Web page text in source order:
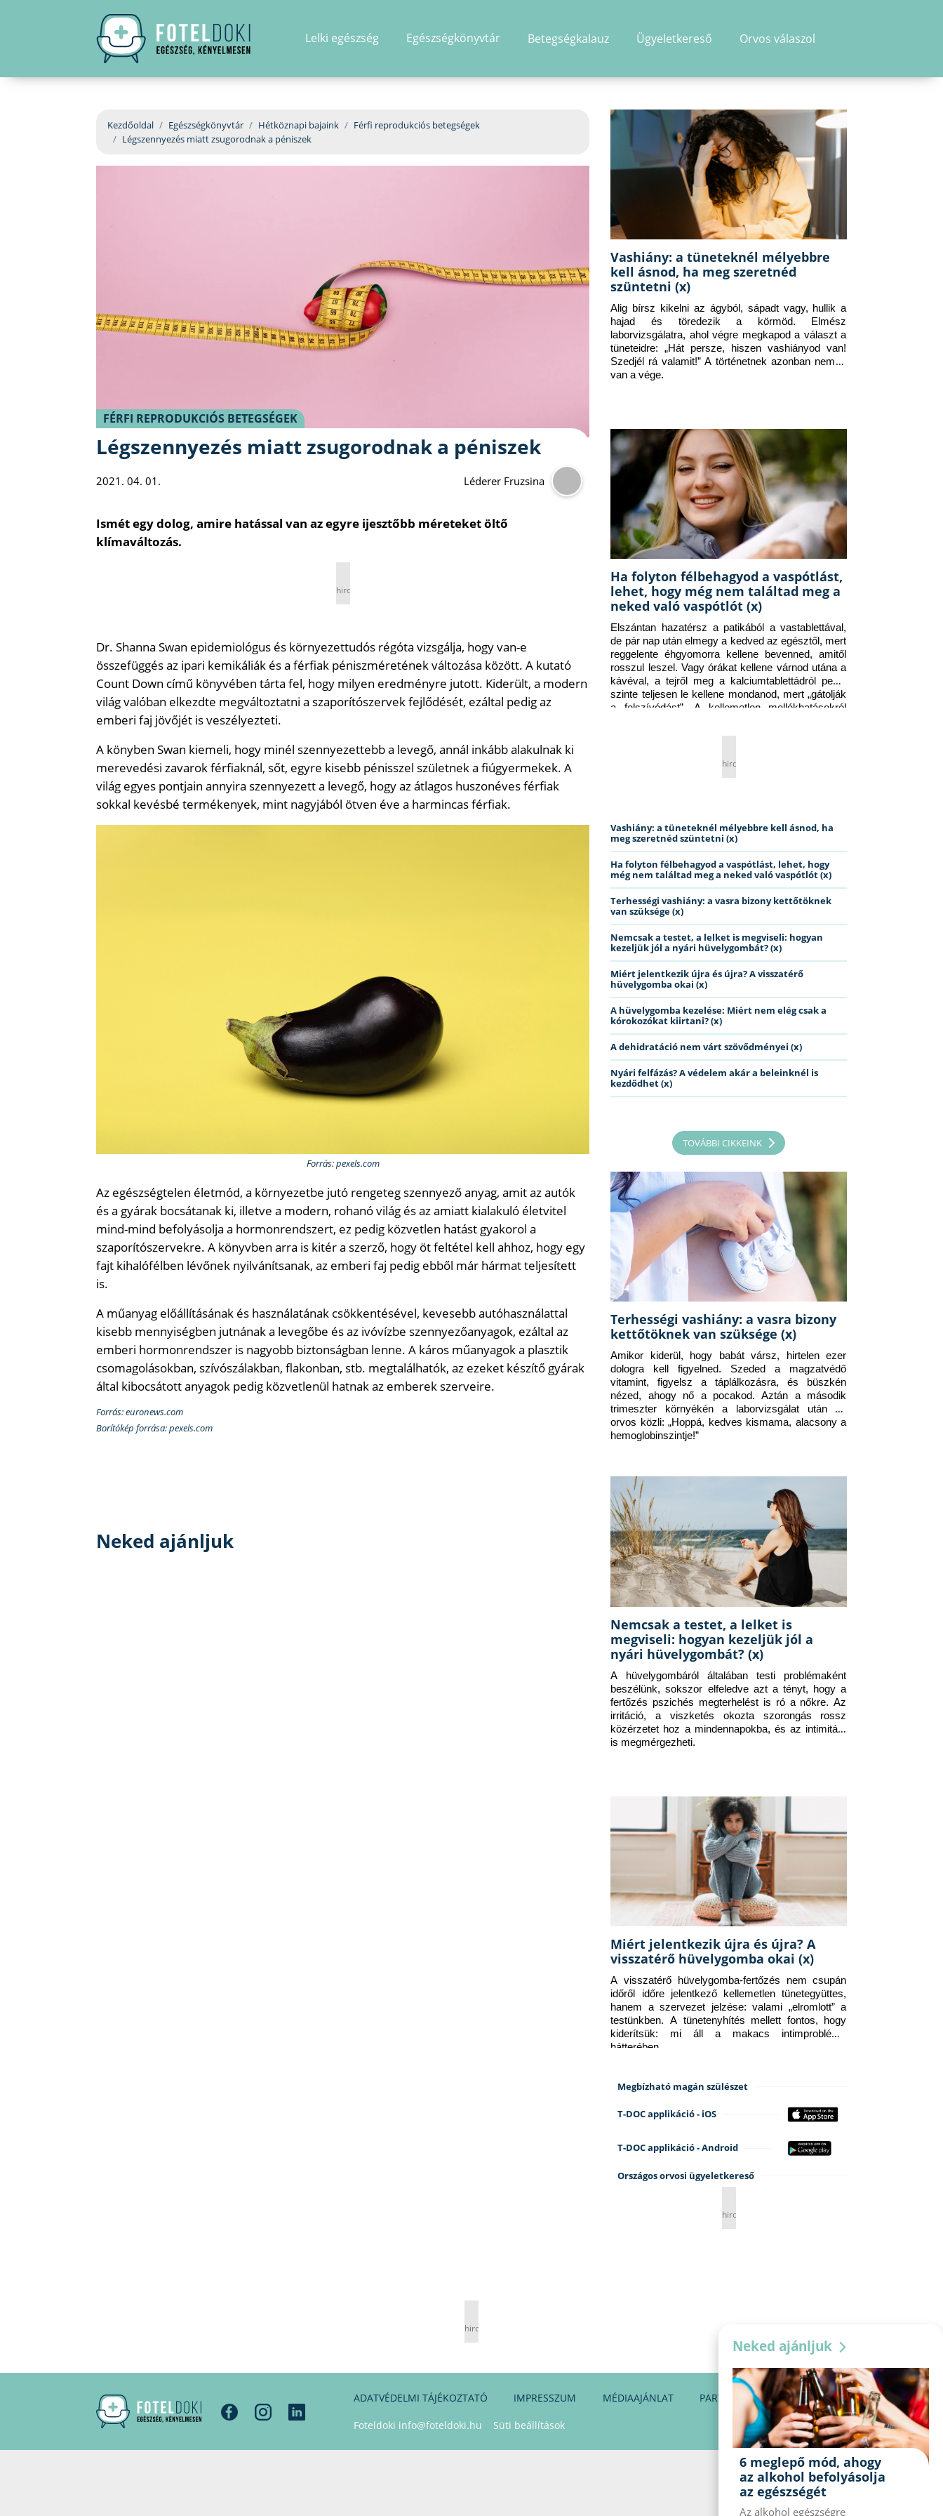
Lelki egészség Egészségkönyvtár Betegségkalauz Ügyeletkereső Orvos válaszol
Kezdőoldal Egészségkönyvtár Hétköznapi bajaink
Férfi reprodukciós betegségek
Légszennyezés miatt zsugorodnak a péniszek
FÉRFI REPRODUKCIÓS BETEGSÉGEK
Légszennyezés miatt zsugorodnak a péniszek
2021. 04. 01. Léderer Fruzsina
Ismét egy dolog, amire hatással van az egyre ijesztőbb méreteket öltő
klímaváltozás.
hirdetés
Dr. Shanna Swan epidemiológus és környezettudós régóta vizsgálja, hogy van-e
összefüggés az ipari kemikáliák és a férfiak péniszméretének változása között. A kutató
Count Down című könyvében tárta fel, hogy milyen eredményre jutott. Kiderült, a modern
világ valóban elkezdte megváltoztatni a szaporítószervek fejlődését, ezáltal pedig az
emberi faj jövőjét is veszélyezteti.
A könyben Swan kiemeli, hogy minél szennyezettebb a levegő, annál inkább alakulnak ki
merevedési zavarok férfiaknál, sőt, egyre kisebb pénisszel születnek a fiúgyermekek. A
világ egyes pontjain annyira szennyezett a levegő, hogy az átlagos huszonéves férfiak
sokkal kevésbé termékenyek, mint nagyjából ötven éve a harmincas férfiak.
Forrás: pexels.com
Az egészségtelen életmód, a környezetbe jutó rengeteg szennyező anyag, amit az autók
és a gyárak bocsátanak ki, illetve a modern, rohanó világ és az amiatt kialakuló életvitel
mind-mind befolyásolja a hormonrendszert, ez pedig közvetlen hatást gyakorol a
szaporítószervekre. A könyvben arra is kitér a szerző, hogy öt feltétel kell ahhoz, hogy egy
fajt kihalófélben lévőnek nyilvánítsanak, az emberi faj pedig ebből már hármat teljesített
is.
A műanyag előállításának és használatának csökkentésével, kevesebb autóhasználattal
kisebb mennyiségben jutnának a levegőbe és az ivóvízbe szennyezőanyagok, ezáltal az
emberi hormonrendszer is nagyobb biztonságban lenne. A káros műanyagok a plasztik
csomagolásokban, szívószálakban, flakonban, stb. megtalálhatók, az ezeket készítő gyárak
által kibocsátott anyagok pedig közvetlenül hatnak az emberek szerveire.
Forrás: euronews.com
Borítókép forrása: pexels.com
Neked ajánljuk
Vashiány: a tüneteknél mélyebbre
kell ásnod, ha meg szeretnéd
szüntetni (x)
Alig bírsz kikelni az ágyból, sápadt vagy, hullik a
hajad és töredezik a körmöd. Elmész
laborvizsgálatra, ahol végre megkapod a választ a
tüneteidre: „Hát persze, hiszen vashiányod van!
Szedjél rá valamit!” A történetnek azonban nem itt
van a vége.
Ha folyton félbehagyod a vaspótlást,
lehet, hogy még nem találtad meg a
neked való vaspótlót (x)
Elszántan hazatérsz a patikából a vastablettával,
de pár nap után elmegy a kedved az egésztől, mert
reggelente éhgyomorra kellene bevenned, amitől
rosszul leszel. Vagy órákat kellene várnod utána a
kávéval, a tejről meg a kalciumtablettádról pedig
szinte teljesen le kellene mondanod, mert „gátolják
a felszívódást”. A kellemetlen mellékhatásokról
hirdetés
Vashiány: a tüneteknél mélyebbre kell ásnod, ha
meg szeretnéd szüntetni (x)
Ha folyton félbehagyod a vaspótlást, lehet, hogy
még nem találtad meg a neked való vaspótlót (x)
Terhességi vashiány: a vasra bizony kettőtöknek
van szüksége (x)
Nemcsak a testet, a lelket is megviseli: hogyan
kezeljük jól a nyári hüvelygombát? (x)
Miért jelentkezik újra és újra? A visszatérő
hüvelygomba okai (x)
A hüvelygomba kezelése: Miért nem elég csak a
kórokozókat kiirtani? (x)
A dehidratáció nem várt szövődményei (x)
Nyári felfázás? A védelem akár a beleinknél is
kezdődhet (x)
TOVÁBBI CIKKEINK
Terhességi vashiány: a vasra bizony
kettőtöknek van szüksége (x)
Amikor kiderül, hogy babát vársz, hirtelen ezer
dologra kell figyelned. Szeded a magzatvédő
vitamint, figyelsz a táplálkozásra, és büszkén
nézed, ahogy nő a pocakod. Aztán a második
trimeszter környékén a laborvizsgálat után az
orvos közli: „Hoppá, kedves kismama, alacsony a
hemoglobinszintje!”
Nemcsak a testet, a lelket is
megviseli: hogyan kezeljük jól a
nyári hüvelygombát? (x)
A hüvelygombáról általában testi problémaként
beszélünk, sokszor elfeledve azt a tényt, hogy a
fertőzés pszichés megterhelést is ró a nőkre. Az
irritáció, a viszketés okozta szorongás rossz
közérzetet hoz a mindennapokba, és az intimitást
is megmérgezheti.
Miért jelentkezik újra és újra? A
visszatérő hüvelygomba okai (x)
A visszatérő hüvelygomba-fertőzés nem csupán
időről időre jelentkező kellemetlen tünetegyüttes,
hanem a szervezet jelzése: valami „elromlott” a
testünkben. A tünetenyhítés mellett fontos, hogy
kiderítsük: mi áll a makacs intimprobléma
hátterében.
Megbízható magán szülészet
T-DOC applikáció - iOS
T-DOC applikáció - Android
Országos orvosi ügyeletkereső
hirdetés
hirdetés
ADATVÉDELMI TÁJÉKOZTATÓ IMPRESSZUM MÉDIAAJÁNLAT PARTNEREINK KAPCSOLAT
Foteldoki info@foteldoki.hu Süti beállítások
Neked ajánljuk
6 meglepő mód, ahogy
az alkohol befolyásolja
az egészségét
Az alkohol egészségre